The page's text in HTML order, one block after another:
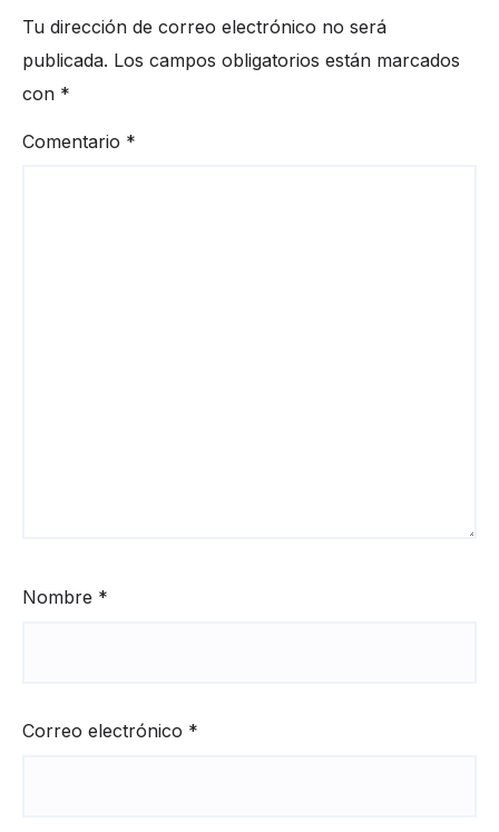
Tu dirección de correo electrónico no será
publicada. Los campos obligatorios están marcados
con *
Comentario *
Nombre *
Correo electrónico *